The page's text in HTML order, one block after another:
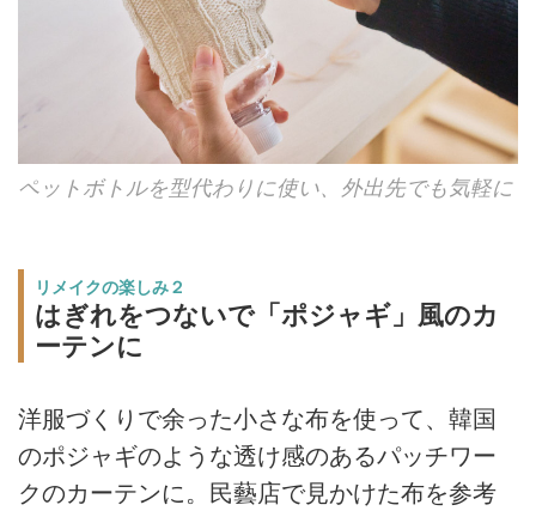
ペットボトルを型代わりに使い、外出先でも気軽に
リメイクの楽しみ２
はぎれをつないで「ポジャギ」風のカ
ーテンに
洋服づくりで余った小さな布を使って、韓国
のポジャギのような透け感のあるパッチワー
クのカーテンに。民藝店で見かけた布を参考